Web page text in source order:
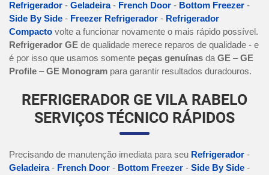
Refrigerador - Geladeira- French Door - Bottom Freezer -
Side By Side - Freezer Refrigerador - Refrigerador
Compacto volte a funcionar novamente o mais rápido possível.
Refrigerador GE de qualidade merece reparos de qualidade - e
é por isso que usamos somente peças genuínas da GE –GE
Profile –GE Monogram para garantir resultados duradouros.
REFRIGERADOR GE VILA RABELO
SERVIÇOS TÉCNICO RÁPIDOS
Precisando de manutenção imediata para seu Refrigerador -
Geladeira- French Door - Bottom Freezer - Side By Side -